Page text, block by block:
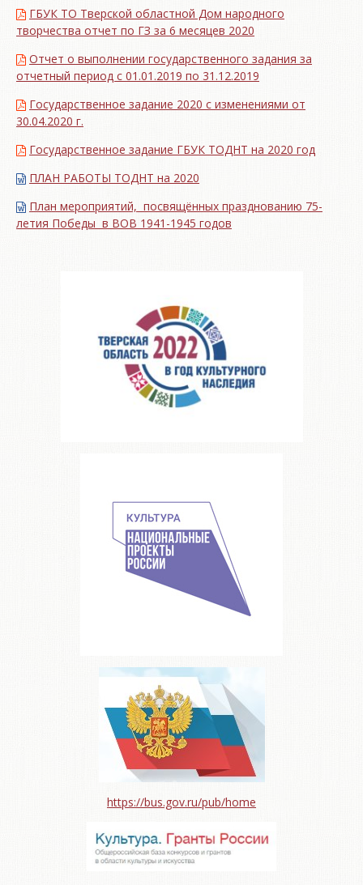
ГБУК ТО Тверской областной Дом народного
творчества отчет по ГЗ за 6 месяцев 2020
Отчет о выполнении государственного задания за
отчетный период с 01.01.2019 по 31.12.2019
Государственное задание 2020 с изменениями от
30.04.2020 г.
Государственное задание ГБУК ТОДНТ на 2020 год
ПЛАН РАБОТЫ ТОДНТ на 2020
План мероприятий, посвящённых празднованию 75-
летия Победы в ВОВ 1941-1945 годов
https://bus.gov.ru/pub/home